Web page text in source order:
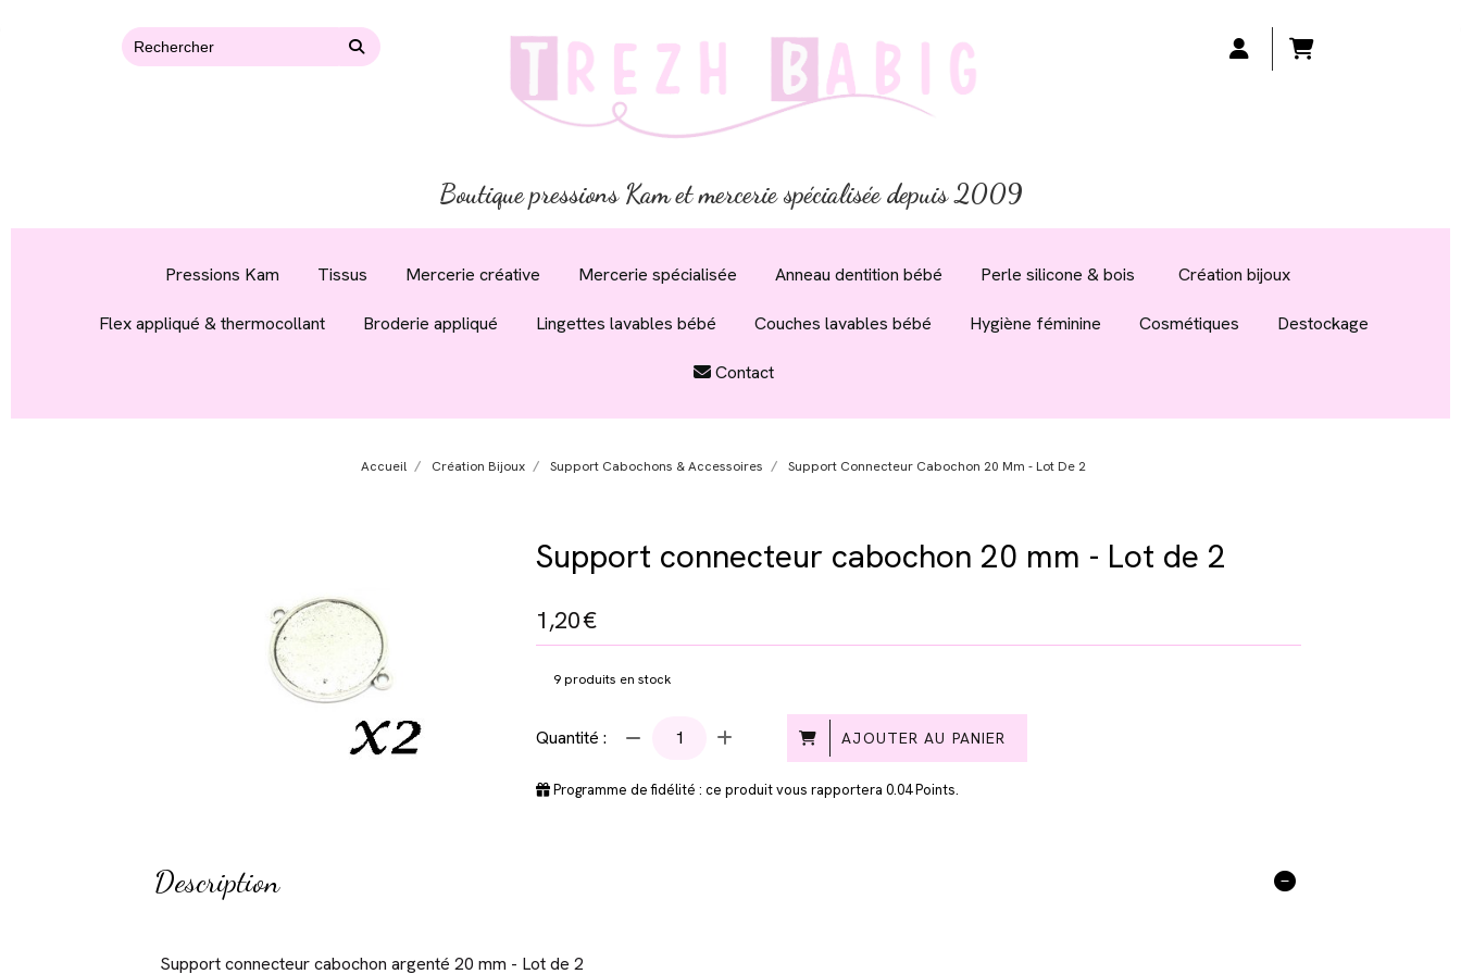
Boutique pressions Kam et mercerie spécialisée depuis 2009
Pressions Kam Tissus Mercerie créative Mercerie spécialisée Anneau dentition bébé Perle silicone & bois Création bijoux
Flex appliqué & thermocollant Broderie appliqué Lingettes lavables bébé Couches lavables bébé Hygiène féminine Cosmétiques Destockage
Contact
Accueil Création Bijoux Support Cabochons & Accessoires Support Connecteur Cabochon 20 Mm - Lot De 2
Support connecteur cabochon 20 mm - Lot de 2
1,20€
9produits en stock
Quantité : AJOUTER AU PANIER
Programme de fidélité : ce produit vous rapportera0.04Points.
Description
Support connecteur cabochon argenté 20 mm - Lot de 2